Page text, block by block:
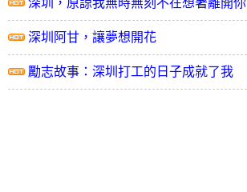
深圳，原諒我無時無刻不在想著離開你
深圳阿甘，讓夢想開花
勵志故事：深圳打工的日子成就了我